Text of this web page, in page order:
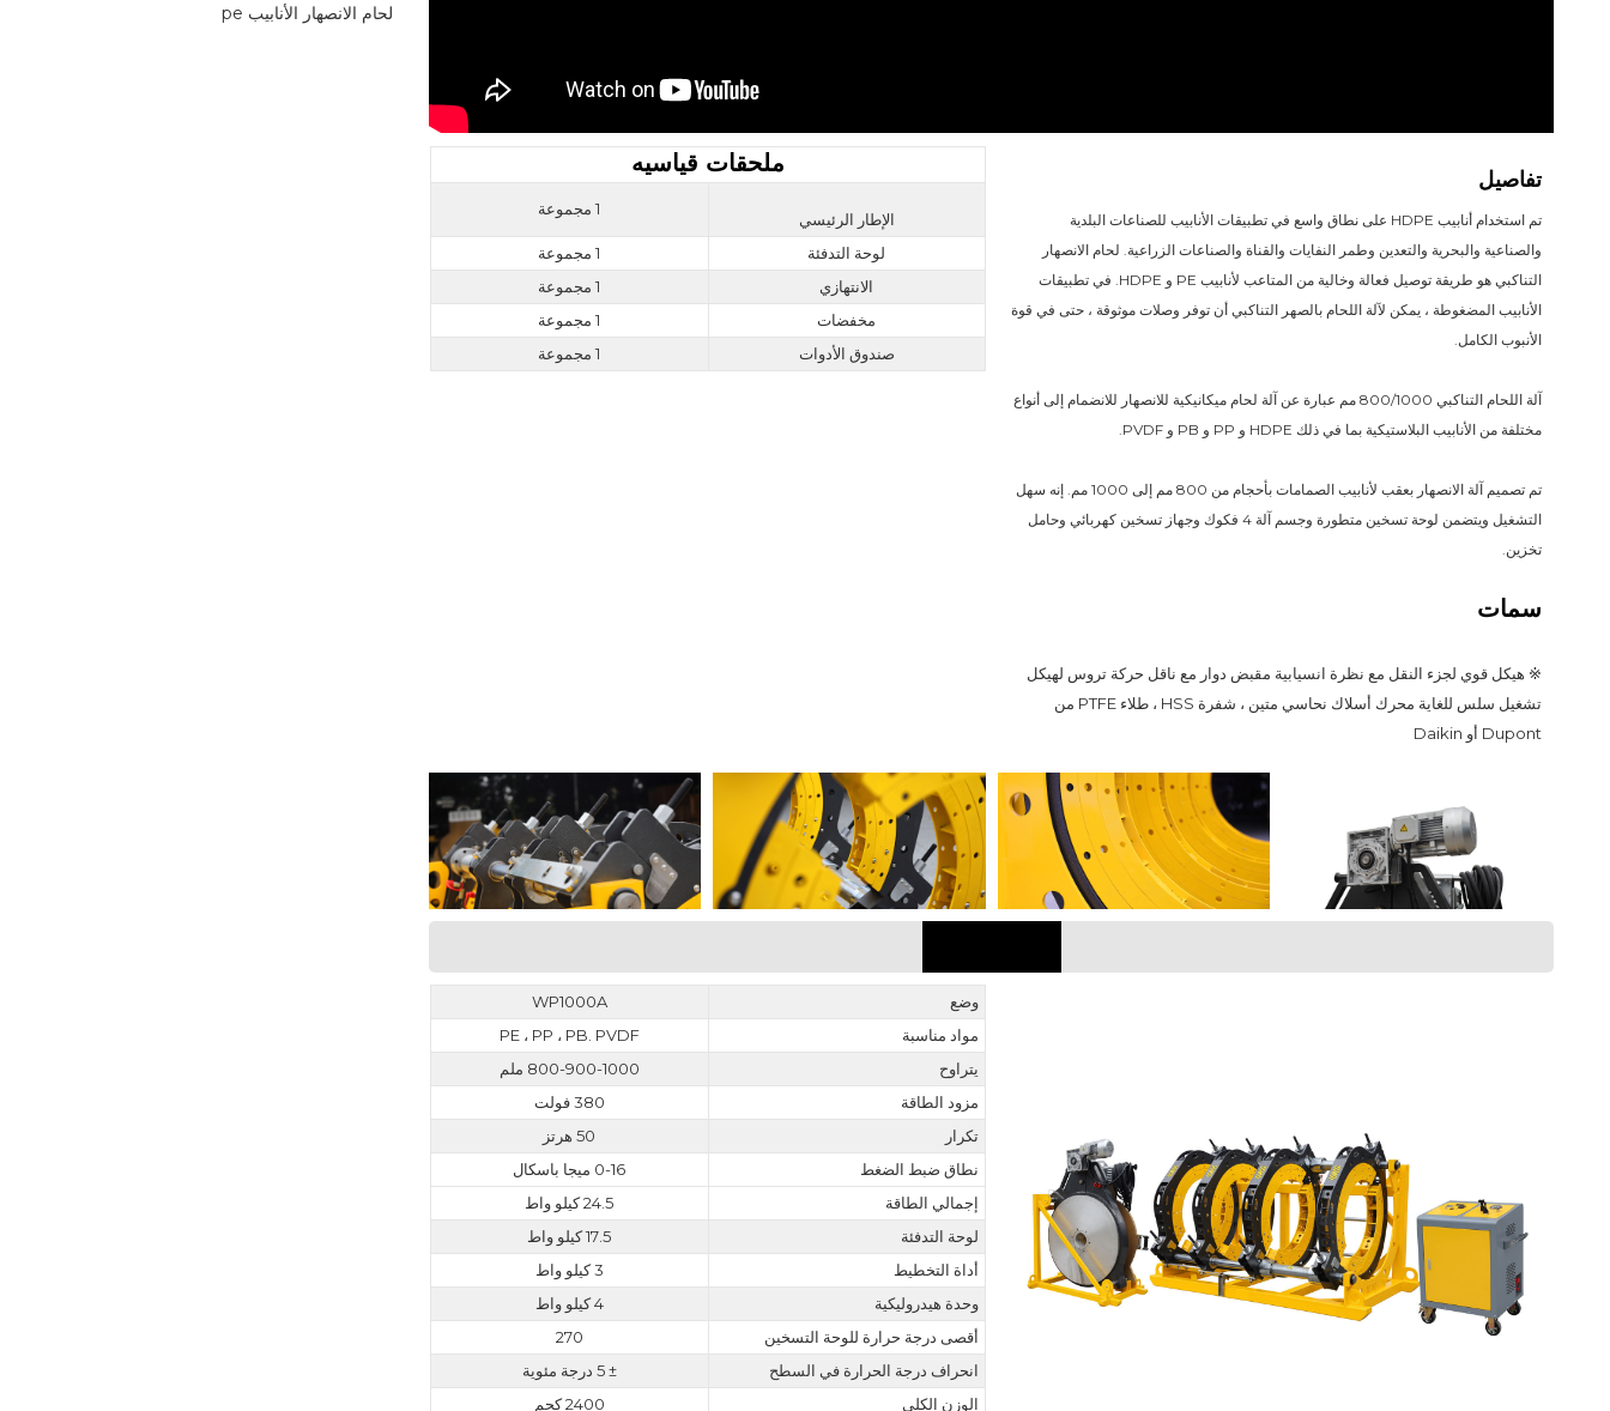
لحام الانصهار الأنابيب pe
تفاصيل
التناكبي هو طريقة توصيل فعالة وخالية من المتاعب لأنابيب PE و HDPE. في تطبيقات
الأنابيب المضغوطة ، يمكن لآلة اللحام بالصهر التناكبي أن توفر وصلات موثوقة ، حتى في قوة
الأنبوب الكامل.
مختلفة من الأنابيب البلاستيكية بما في ذلك HDPE و PP و PB و PVDF.
تخزين.
سمات
Dupont أو Daikin
ملحقات قياسيه
الإطار الرئيسي
1 مجموعة
لوحة التدفئة
1 مجموعة
الانتهازي
1 مجموعة
مخفضات
1 مجموعة
صندوق الأدوات
1 مجموعة
وضع
WP1000A
مواد مناسبة
PE ، PP ، PB. PVDF
يتراوح
800-900-1000 ملم
مزود الطاقة
380 فولت
تكرار
50 هرتز
نطاق ضبط الضغط
0-16 ميجا باسكال
إجمالي الطاقة
24.5 كيلو واط
لوحة التدفئة
17.5 كيلو واط
أداة التخطيط
3 كيلو واط
وحدة هيدروليكية
4 كيلو واط
أقصى درجة حرارة للوحة التسخين
270
انحراف درجة الحرارة في السطح
± 5 درجة مئوية
الوزن الكلي
2400 كجم